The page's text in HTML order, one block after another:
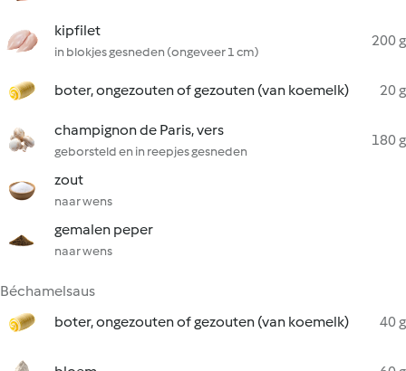
kipfilet
in blokjes gesneden (ongeveer 1 cm)
200 g
boter, ongezouten of gezouten (van koemelk) 20 g
champignon de Paris, vers
geborsteld en in reepjes gesneden
180 g
zout
naar wens
gemalen peper
naar wens
Béchamelsaus
boter, ongezouten of gezouten (van koemelk)
40 g